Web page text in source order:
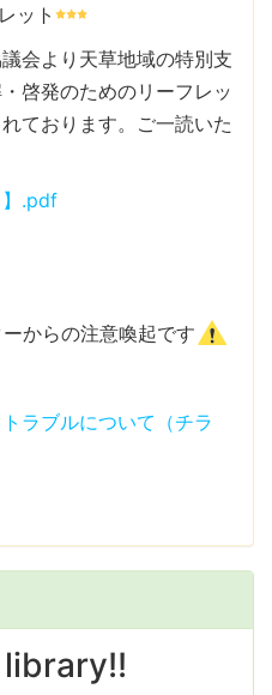
ット
会より天草地域の特別支
啓発のためのリーフレッ
ております。ご一読いた
】.pdf
からの注意喚起です
ラブルについて（チラ
library!!